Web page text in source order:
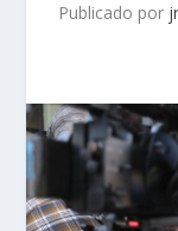
Publicado por